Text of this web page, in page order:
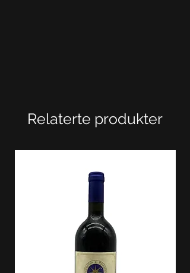
Relaterte produkter